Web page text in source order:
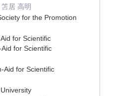
居 高明
for the Promotion
for Scientific
for Scientific
Aid for Scientific